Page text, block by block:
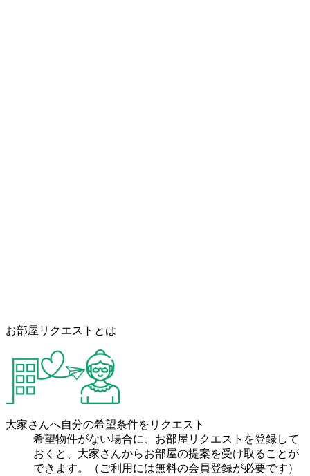
お部屋リクエストとは
大家さんへ自分の希望条件をリクエスト
希望物件がない場合に、お部屋リクエストを登録して
おくと、大家さんからお部屋の提案を受け取ることが
できます。（ご利用には無料の会員登録が必要です）